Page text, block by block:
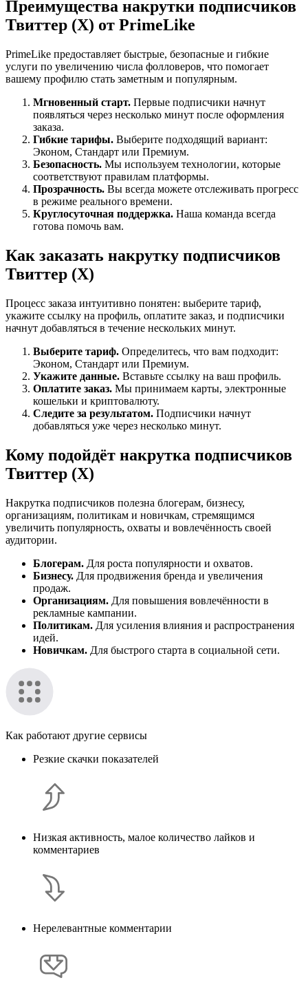
Преимущества накрутки подписчиков
Твиттер (X) от PrimeLike
PrimeLike предоставляет быстрые, безопасные и гибкие
услуги по увеличению числа фолловеров, что помогает
вашему профилю стать заметным и популярным.
Мгновенный старт. Первые подписчики начнут
появляться через несколько минут после оформления
заказа.
Гибкие тарифы. Выберите подходящий вариант:
Эконом, Стандарт или Премиум.
Безопасность. Мы используем технологии, которые
соответствуют правилам платформы.
Прозрачность. Вы всегда можете отслеживать прогресс
в режиме реального времени.
Круглосуточная поддержка. Наша команда всегда
готова помочь вам.
Как заказать накрутку подписчиков
Твиттер (X)
Процесс заказа интуитивно понятен: выберите тариф,
укажите ссылку на профиль, оплатите заказ, и подписчики
начнут добавляться в течение нескольких минут.
Выберите тариф. Определитесь, что вам подходит:
Эконом, Стандарт или Премиум.
Укажите данные. Вставьте ссылку на ваш профиль.
Оплатите заказ. Мы принимаем карты, электронные
кошельки и криптовалюту.
Следите за результатом. Подписчики начнут
добавляться уже через несколько минут.
Кому подойдёт накрутка подписчиков
Твиттер (X)
Накрутка подписчиков полезна блогерам, бизнесу,
организациям, политикам и новичкам, стремящимся
увеличить популярность, охваты и вовлечённость своей
аудитории.
Блогерам. Для роста популярности и охватов.
Бизнесу. Для продвижения бренда и увеличения
продаж.
Организациям. Для повышения вовлечённости в
рекламные кампании.
Политикам. Для усиления влияния и распространения
идей.
Новичкам. Для быстрого старта в социальной сети.
Как работают другие сервисы
Резкие скачки показателей
Низкая активность, малое количество лайков и
комментариев
Нерелевантные комментарии